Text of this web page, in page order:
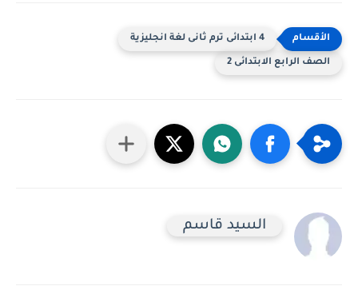
4 ابتدائى ترم ثانى لغة انجليزية
الصف الرابع الابتدائى 2
السيد قاسم